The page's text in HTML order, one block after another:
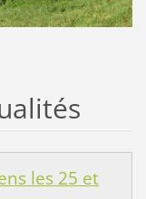
les 25 et